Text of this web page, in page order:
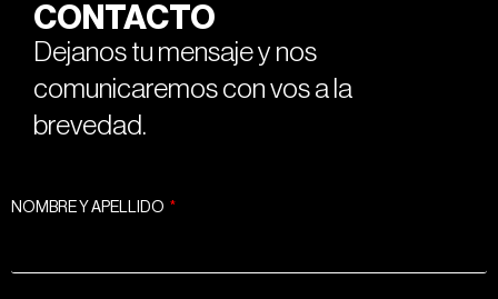
CONTACTO
Dejanos tu mensaje y nos
comunicaremos con vos a la
brevedad.
NOMBRE Y APELLIDO